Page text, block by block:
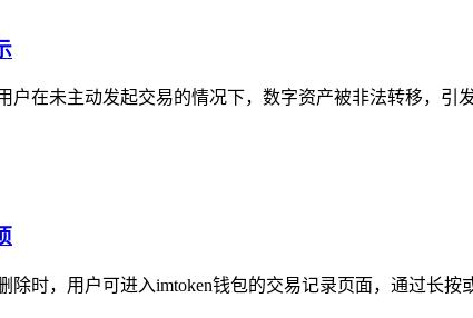
户在未主动发起交易的情况下，数字资产被非法转移，引
时，用户可进入imtoken钱包的交易记录页面，通过长